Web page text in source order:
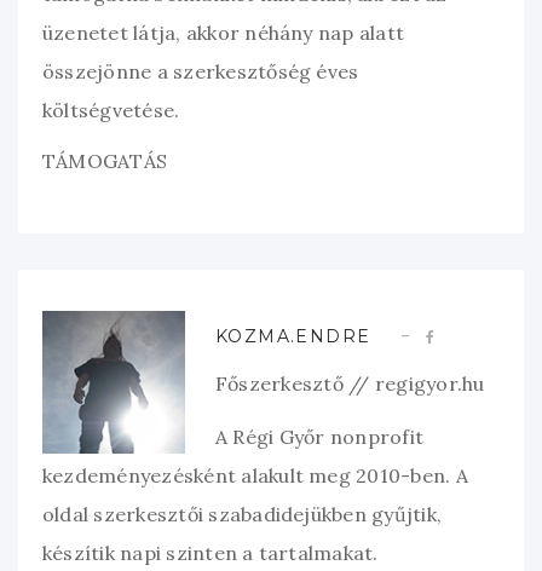
üzenetet látja, akkor néhány nap alatt
összejönne a szerkesztőség éves
költségvetése.
TÁMOGATÁS
KOZMA.ENDRE
Főszerkesztő // regigyor.hu
A Régi Győr nonprofit
kezdeményezésként alakult meg 2010-ben. A
oldal szerkesztői szabadidejükben gyűjtik,
készítik napi szinten a tartalmakat.